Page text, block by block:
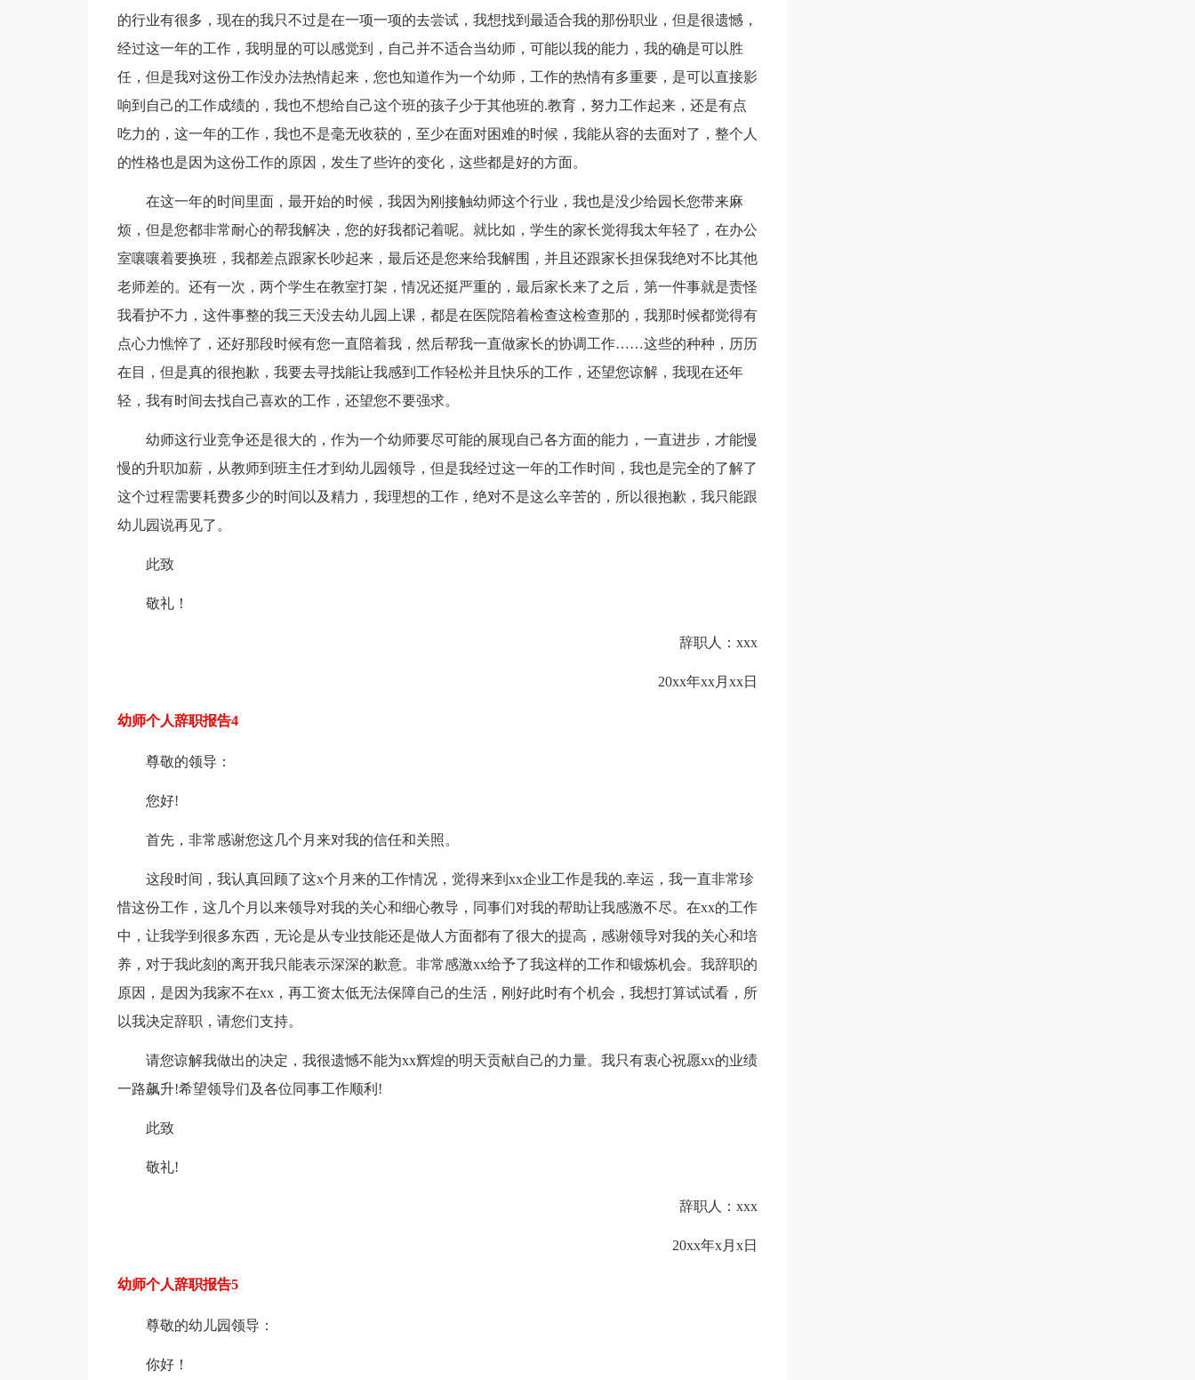
的行业有很多，现在的我只不过是在一项一项的去尝试，我想找到最适合我的那份职业，但是很遗憾，
经过这一年的工作，我明显的可以感觉到，自己并不适合当幼师，可能以我的能力，我的确是可以胜
任，但是我对这份工作没办法热情起来，您也知道作为一个幼师，工作的热情有多重要，是可以直接影
响到自己的工作成绩的，我也不想给自己这个班的孩子少于其他班的.教育，努力工作起来，还是有点
吃力的，这一年的工作，我也不是毫无收获的，至少在面对困难的时候，我能从容的去面对了，整个人
的性格也是因为这份工作的原因，发生了些许的变化，这些都是好的方面。
在这一年的时间里面，最开始的时候，我因为刚接触幼师这个行业，我也是没少给园长您带来麻
烦，但是您都非常耐心的帮我解决，您的好我都记着呢。就比如，学生的家长觉得我太年轻了，在办公
室嚷嚷着要换班，我都差点跟家长吵起来，最后还是您来给我解围，并且还跟家长担保我绝对不比其他
老师差的。还有一次，两个学生在教室打架，情况还挺严重的，最后家长来了之后，第一件事就是责怪
我看护不力，这件事整的我三天没去幼儿园上课，都是在医院陪着检查这检查那的，我那时候都觉得有
点心力憔悴了，还好那段时候有您一直陪着我，然后帮我一直做家长的协调工作……这些的种种，历历
在目，但是真的很抱歉，我要去寻找能让我感到工作轻松并且快乐的工作，还望您谅解，我现在还年
轻，我有时间去找自己喜欢的工作，还望您不要强求。
幼师这行业竞争还是很大的，作为一个幼师要尽可能的展现自己各方面的能力，一直进步，才能慢
慢的升职加薪，从教师到班主任才到幼儿园领导，但是我经过这一年的工作时间，我也是完全的了解了
这个过程需要耗费多少的时间以及精力，我理想的工作，绝对不是这么辛苦的，所以很抱歉，我只能跟
幼儿园说再见了。
此致
敬礼！
辞职人：xxx
20xx年xx月xx日
幼师个人辞职报告4
尊敬的领导：
您好!
首先，非常感谢您这几个月来对我的信任和关照。
这段时间，我认真回顾了这x个月来的工作情况，觉得来到xx企业工作是我的.幸运，我一直非常珍
惜这份工作，这几个月以来领导对我的关心和细心教导，同事们对我的帮助让我感激不尽。在xx的工作
中，让我学到很多东西，无论是从专业技能还是做人方面都有了很大的提高，感谢领导对我的关心和培
养，对于我此刻的离开我只能表示深深的歉意。非常感激xx给予了我这样的工作和锻炼机会。我辞职的
原因，是因为我家不在xx，再工资太低无法保障自己的生活，刚好此时有个机会，我想打算试试看，所
以我决定辞职，请您们支持。
请您谅解我做出的决定，我很遗憾不能为xx辉煌的明天贡献自己的力量。我只有衷心祝愿xx的业绩
一路飙升!希望领导们及各位同事工作顺利!
此致
敬礼!
辞职人：xxx
20xx年x月x日
幼师个人辞职报告5
尊敬的幼儿园领导：
你好！